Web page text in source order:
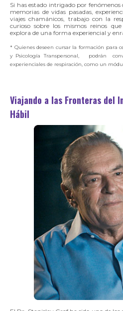
Si has estado intrigado por fenómenos
memorias de vidas pasadas,
viajes chamánicos, trabajo con la
curioso sobre los mismos reinos que
explora de una forma experiencial y
* Quienes deseen cursar la formación para
y Psicología Transpersonal, podrán
experienciales de respiración, como un
Viajando a las Fronteras del
Hábil